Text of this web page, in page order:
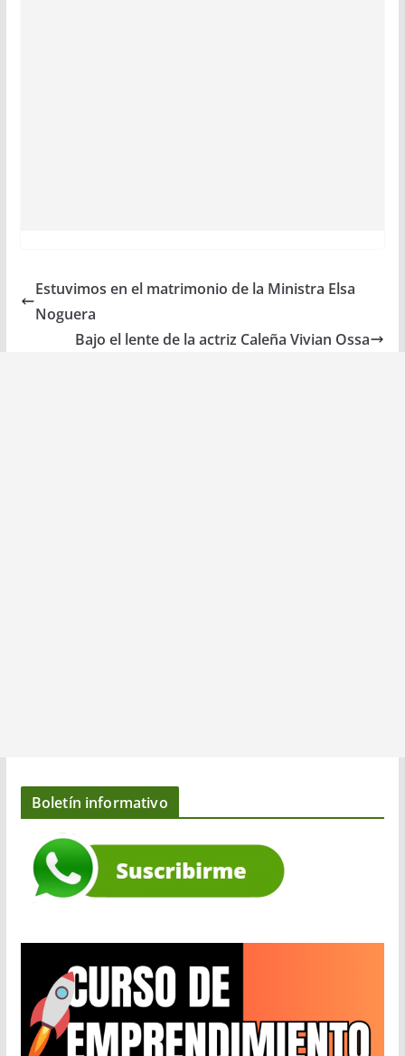
Estuvimos en el matrimonio de la Ministra Elsa
Noguera
Bajo el lente de la actriz Caleña Vivian Ossa
Boletín informativo